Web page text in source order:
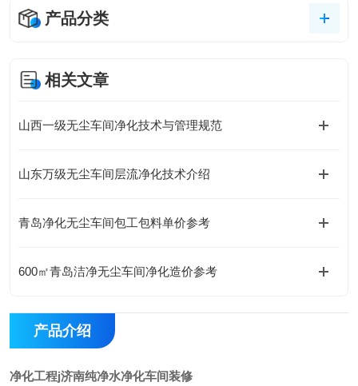
产品分类
相关文章
山西一级无尘车间净化技术与管理规范
山东万级无尘车间层流净化技术介绍
青岛净化无尘车间包工包料单价参考
600㎡青岛洁净无尘车间净化造价参考
产品介绍
净化工程j济南纯净水净化车间装修